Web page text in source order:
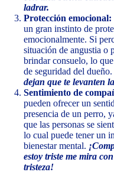
ladrar.
Protección emocional:
un gran instinto de
emocionalmente. Si
situación de angustia o
brindar consuelo, lo
de seguridad del dueño.
dejan que te levanten
Sentimiento de
pueden ofrecer un
presencia de un perro,
que las personas se
lo cual puede tener un
bienestar mental.
estoy triste me mira
tristeza!